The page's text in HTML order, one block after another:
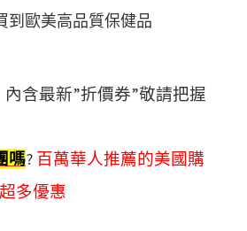
到歐美高品質保健品
內含最新”折價券”敬請把握
嗎? 百萬華人推薦的美國購
多優惠